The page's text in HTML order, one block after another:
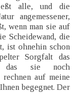
alle, und die
angemessener,
wenn man sie auf
Scheidewand, die
ist ohnehin schon
Sorgfalt das
das sie noch
auf meine
begegnet. Der